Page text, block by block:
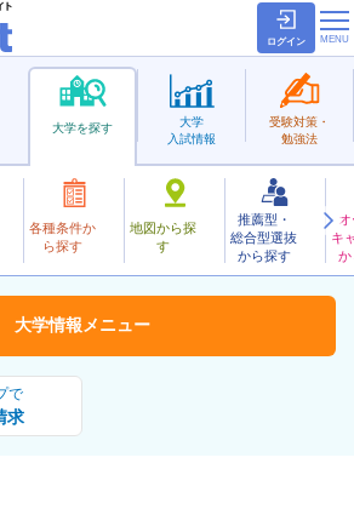
ログイン
大学を探す
各種条件か
ら探す
地図から探
す
推薦型・
総合型選抜
から探す
キ
か
大学
入試情報
受験対策・
勉強法
護大学 お気に入り
で
求
大学情報 メニュー